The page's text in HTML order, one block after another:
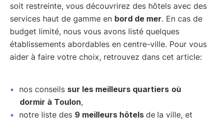
soit restreinte, vous découvrirez des hôtels avec des
services haut de gamme en bord de mer. En cas de
budget limité, nous vous avons listé quelques
établissements abordables en centre-ville. Pour vous
aider à faire votre choix, retrouvez dans cet article:
nos conseils sur les meilleurs quartiers où
dormir à Toulon,
notre liste des 9 meilleurs hôtels de la ville, et